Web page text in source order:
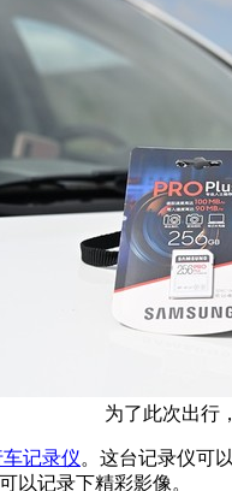
为了此次出行
车记录仪。这台记录仪可
以记录下精彩影像。